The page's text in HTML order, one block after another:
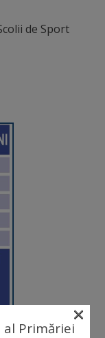
de Sport
Primăriei
×